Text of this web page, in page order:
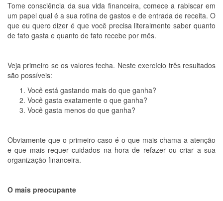
Tome consciência da sua vida financeira, comece a rabiscar em
um papel qual é a sua rotina de gastos e de entrada de receita. O
que eu quero dizer é que você precisa literalmente saber quanto
de fato gasta e quanto de fato recebe por mês.
Veja primeiro se os valores fecha. Neste exercício três resultados
são possíveis:
Você está gastando mais do que ganha?
Você gasta exatamente o que ganha?
Você gasta menos do que ganha?
Obviamente que o primeiro caso é o que mais chama a atenção
e que mais requer cuidados na hora de refazer ou criar a sua
organização financeira.
O mais preocupante